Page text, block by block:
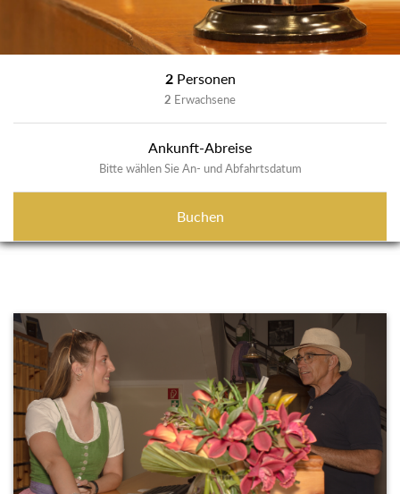
2 Personen
2 Erwachsene
Ankunft-Abreise
Bitte wählen Sie An- und Abfahrtsdatum
Buchen